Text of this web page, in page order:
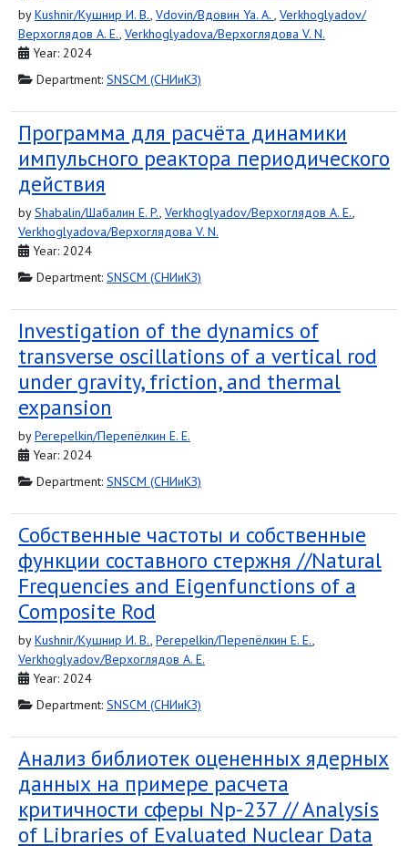
byKushnir/Кушнир И. В., Vdovin/Вдовин Ya. A. , Verkhoglyadov/
Верхоглядов A. E., Verkhoglyadova/Верхоглядова V. N.
Year: 2024
Department: SNSCM (СНИиКЗ)
Программа для расчёта динамики
импульсного реактора периодического
действия
byShabalin/Шабалин E. P., Verkhoglyadov/Верхоглядов A. E.,
Verkhoglyadova/Верхоглядова V. N.
Year: 2024
Department: SNSCM (СНИиКЗ)
Investigation of the dynamics of
transverse oscillations of a vertical rod
under gravity, friction, and thermal
expansion
byPerepelkin/Перепёлкин Е. Е.
Year: 2024
Department: SNSCM (СНИиКЗ)
Собственные частоты и собственные
функции составного стержня //Natural
Frequencies and Eigenfunctions of a
Composite Rod
byKushnir/Кушнир И. В., Perepelkin/Перепёлкин Е. Е.,
Verkhoglyadov/Верхоглядов A. E.
Year: 2024
Department: SNSCM (СНИиКЗ)
Анализ библиотек оцененных ядерных
данных на примере расчета
критичности сферы Np-237 // Analysis
of Libraries of Evaluated Nuclear Data